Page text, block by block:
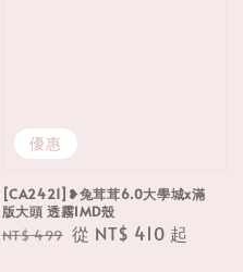
優惠
[CA2421]❥兔茸茸6.0大學城x滿
版大頭 透霧IMD殼
Regular
NT$ 499 Sale
從 NT$ 410 起